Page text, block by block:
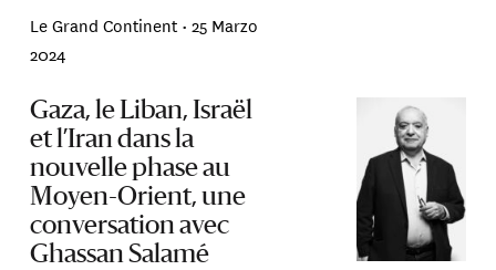
Le Grand Continent •25 Marzo
2024
Gaza, le Liban, Israël
et l’Iran dans la
nouvelle phase au
Moyen-Orient, une
conversation avec
Ghassan Salamé